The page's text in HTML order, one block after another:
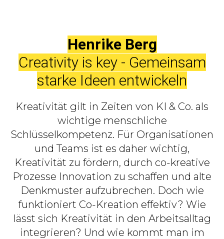
Henrike Berg
Creativity is key - Gemeinsam
starke Ideen entwickeln
Kreativität gilt in Zeiten von KI & Co. als
wichtige menschliche
Schlüsselkompetenz. Für Organisationen
und Teams ist es daher wichtig,
Kreativität zu fördern, durch co-kreative
Prozesse Innovation zu schaffen und alte
Denkmuster aufzubrechen. Doch wie
funktioniert Co-Kreation effektiv? Wie
lässt sich Kreativität in den Arbeitsalltag
integrieren? Und wie kommt man im